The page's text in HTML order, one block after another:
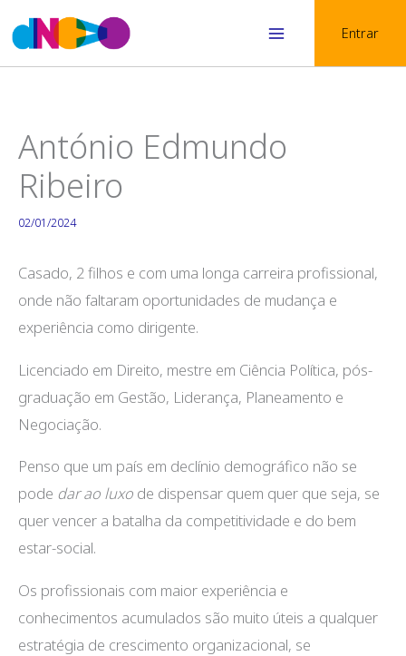
to
content
Entrar
António Edmundo
Ribeiro
02/01/2024
Casado, 2 filhos e com uma longa carreira profissional,
onde não faltaram oportunidades de mudança e
experiência como dirigente.
Licenciado em Direito, mestre em Ciência Política, pós-
graduação em Gestão, Liderança, Planeamento e
Negociação.
Penso que um país em declínio demográfico não se
pode dar ao luxo de dispensar quem quer que seja, se
quer vencer a batalha da competitividade e do bem
estar-social.
Os profissionais com maior experiência e
conhecimentos acumulados são muito úteis a qualquer
estratégia de crescimento organizacional, se